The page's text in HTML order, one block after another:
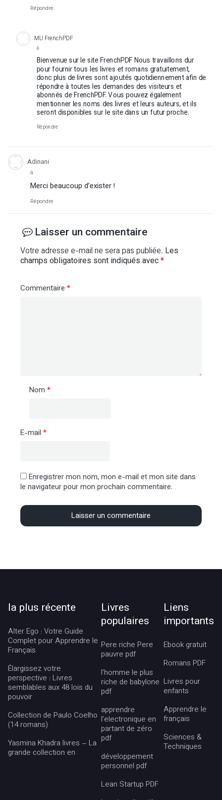
Répondre
MU FrenchPDF
à
Bienvenue sur le site FrenchPDF Nous travaillons dur
pour fournir tous les livres et romans gratuitement,
donc plus de livres sont ajoutés quotidiennement afin de
répondre à toutes les demandes des visiteurs et
abonnés de FrenchPDF. Vous pouvez également
mentionner les noms des livres et leurs auteurs, et ils
seront disponibles sur le site dans un futur proche.
Répondre
Adinani
à
Merci beaucoup d’exister !
Répondre
Laisser un commentaire
Votre adresse e-mail ne sera pas publiée. Les
champs obligatoires sont indiqués avec*
Commentaire *
Nom *
E-mail *
Enregistrer mon nom, mon e-mail et mon site dans
le navigateur pour mon prochain commentaire.
la plus récente
Alter Ego : Votre Guide
Complet pour Apprendre le
Français
Élargissez votre
perspective : Livres
semblables aux 48 lois du
pouvoir
Collection de Paulo Coelho
(14 romans)
Yasmina Khadra livres – La
grande collection en
Livres
populaires
Pere riche Pere
pauvre pdf
l’homme le plus
riche de babylone
pdf
apprendre
l’electronique en
partant de zéro
pdf
développement
personnel pdf
Lean Startup PDF
Liens
importants
Ebook gratuit
Romans PDF
Livres pour
enfants
Apprendre le
français
Sciences &
Techniques